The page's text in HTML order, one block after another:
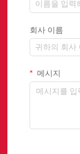
회사 이름
메시지